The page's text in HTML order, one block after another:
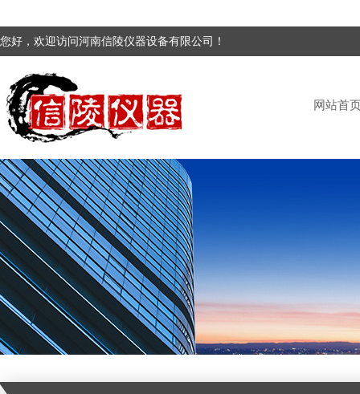
您好，欢迎访问河南信陵仪器设备有限公司！
网站首